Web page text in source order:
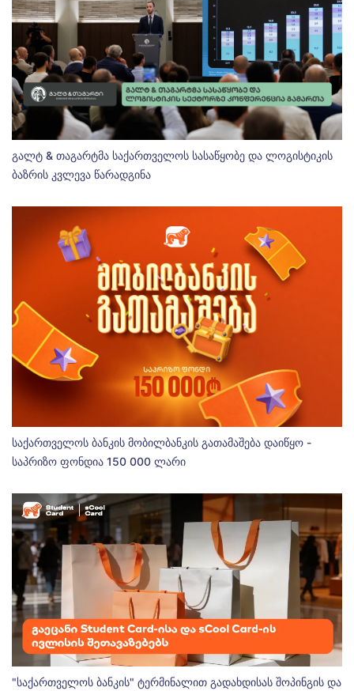
გალტ & თაგარტმა საქართველოს სასაწყობე და ლოგისტიკის
ბაზრის კვლევა წარადგინა
საქართველოს ბანკის მობილბანკის გათამაშება დაიწყო -
საპრიზო ფონდია 150 000 ლარი
"საქართველოს ბანკის" ტერმინალით გადახდისას შოპინგის და